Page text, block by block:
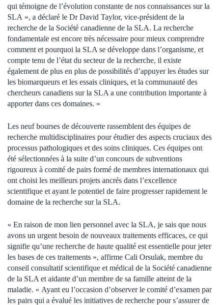
qui témoigne de l’évolution constante de nos connaissances sur la
SLA », a déclaré le Dr David Taylor, vice-président de la
recherche de la Société canadienne de la SLA. La recherche
fondamentale est encore très nécessaire pour mieux comprendre
comment et pourquoi la SLA se développe dans l’organisme, et
compte tenu de l’état du secteur de la recherche, il existe
également de plus en plus de possibilités d’appuyer les études sur
les biomarqueurs et les essais cliniques, et la communauté des
chercheurs canadiens sur la SLA a une contribution importante à
apporter dans ces domaines. »
Les neuf bourses de découverte rassemblent des équipes de
recherche multidisciplinaires pour étudier des aspects cruciaux des
processus pathologiques et des soins cliniques. Ces équipes ont
été sélectionnées à la suite d’un concours de subventions
rigoureux à comité de pairs formé de membres internationaux qui
ont choisi les meilleurs projets ancrés dans l’excellence
scientifique et ayant le potentiel de faire progresser rapidement le
domaine de la recherche sur la SLA.
« En raison de mon lien personnel avec la SLA, je sais que nous
avons un urgent besoin de nouveaux traitements efficaces, ce qui
signifie qu’une recherche de haute qualité est essentielle pour jeter
les bases de ces traitements », affirme Cali Orsulak, membre du
conseil consultatif scientifique et médical de la Société canadienne
de la SLA et aidante d’un membre de sa famille atteint de la
maladie. « Ayant eu l’occasion d’observer le comité d’examen par
les pairs qui a évalué les initiatives de recherche pour s’assurer de